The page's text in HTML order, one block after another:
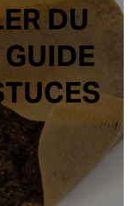
DU